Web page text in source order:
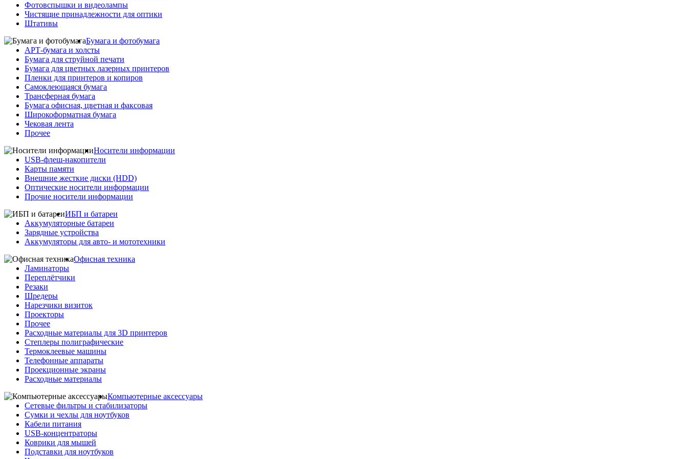
Фотовспышки и видеолампы
Чистящие принадлежности для оптики
Штативы
Бумага и фотобумага
АРТ-бумага и холсты
Бумага для струйной печати
Бумага для цветных лазерных принтеров
Пленки для принтеров и копиров
Самоклеющаяся бумага
Трансферная бумага
Бумага офисная, цветная и факсовая
Широкоформатная бумага
Чековая лента
Прочее
Носители информации
USB-флеш-накопители
Карты памяти
Внешние жесткие диски (HDD)
Оптические носители информации
Прочие носители информации
ИБП и батареи
Аккумуляторные батареи
Зарядные устройства
Аккумуляторы для авто- и мототехники
Офисная техника
Ламинаторы
Переплётчики
Резаки
Шредеры
Нарезчики визиток
Проекторы
Прочее
Расходные материалы для 3D принтеров
Степлеры полиграфические
Термоклеевые машины
Телефонные аппараты
Проекционные экраны
Расходные материалы
Компьютерные аксессуары
Сетевые фильтры и стабилизаторы
Сумки и чехлы для ноутбуков
Кабели питания
USB-концентраторы
Коврики для мышей
Подставки для ноутбуков